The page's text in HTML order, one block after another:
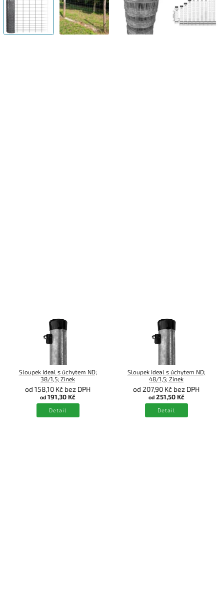
Sloupek Ideal s úchytem ND;
38/1,5; Zinek
od 158,10 Kč bez DPH
od 191,30 Kč
Detail
Sloupek Ideal s úchytem ND;
48/1,5; Zinek
od 207,90 Kč bez DPH
od251,50 Kč
Detail